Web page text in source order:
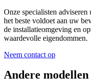
Onze specialisten
het beste voldoet aan uw
de installatieomgeving en
waardevolle eigendommen.
Neem contact op
Andere modellen